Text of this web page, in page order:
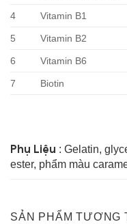
4 Vitamin B1
5 Vitamin B2
6 Vitamin B6
7 Biotin
Phụ Liệu : Gelatin,
ester, phẩm màu
SẢN PHẨM TƯƠNG